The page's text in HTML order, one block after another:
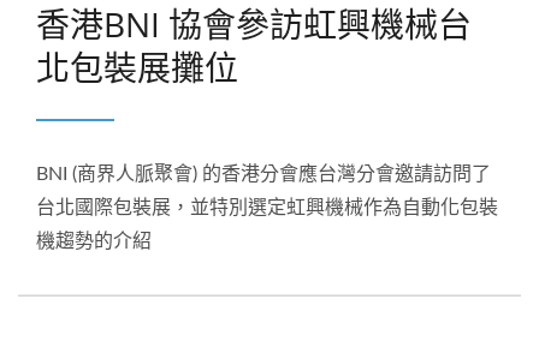
香港BNI 協會參訪虹興機械台
北包裝展攤位
BNI (商界人脈聚會) 的香港分會應台灣分會邀請訪問了
台北國際包裝展，並特別選定虹興機械作為自動化包裝
機趨勢的介紹